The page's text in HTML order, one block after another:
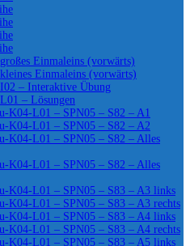
Einmaleins (vorwärts)
Einmaleins (vorwärts)
– Interaktive Übung
– Lösungen
K04-L01 – SPN05 – S82 – A1
K04-L01 – SPN05 – S82 – A2
K04-L01 – SPN05 – S82 – Alles
K04-L01 – SPN05 – S82 – Alles
K04-L01 – SPN05 – S83 – A3 links
K04-L01 – SPN05 – S83 – A3 rechts
K04-L01 – SPN05 – S83 – A4 links
K04-L01 – SPN05 – S83 – A4 rechts
K04-L01 – SPN05 – S83 – A5 links